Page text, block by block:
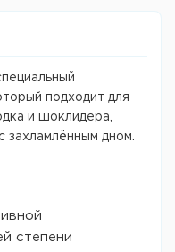
подходит для
и шоклидера,
дном.
степени